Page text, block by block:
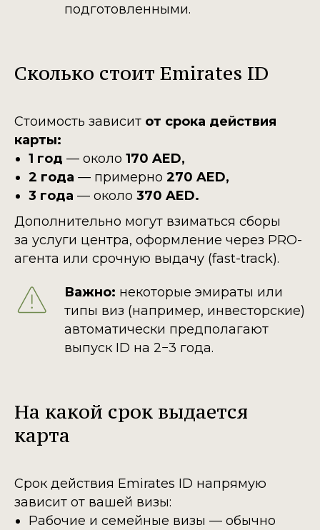
подготовленными.
Сколько стоит Emirates ID
Стоимость зависит от срока действия
карты:
1 год — около 170 AED,
2 года — примерно 270 AED,
3 года — около 370 AED.
Дополнительно могут взиматься сборы
за услуги центра, оформление через PRO-
агента или срочную выдачу (fast-track).
Важно: некоторые эмираты или
типы виз (например, инвесторские)
автоматически предполагают
выпуск ID на 2−3 года.
На какой срок выдается
карта
Срок действия Emirates ID напрямую
зависит от вашей визы:
Рабочие и семейные визы — обычно